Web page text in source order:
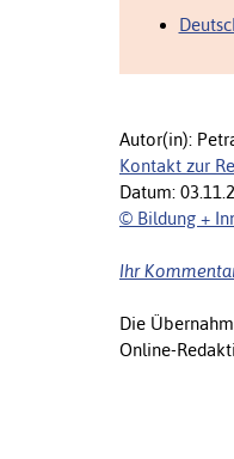
Autor(in):
Kontakt zur
Datum:
© Bildung +
Ihr
Die
Online-